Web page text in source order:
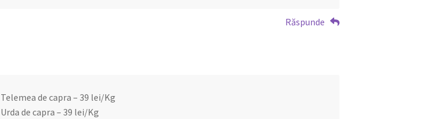
Răspunde
Telemea de capra – 39 lei/Kg
Urda de capra – 39 lei/Kg